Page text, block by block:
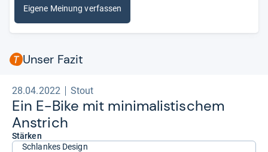
Eigene Meinung verfassen
Unser Fazit
28.04.2022 Stout
Ein E-​Bike mit mini­ma­lis­ti­schem
Anstrich
Stärken
Schlankes Design